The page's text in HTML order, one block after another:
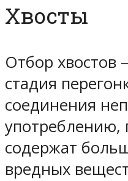
Хвосты
Отбор хвостов
стадия
соединения
употреблению,
содержат
вредных